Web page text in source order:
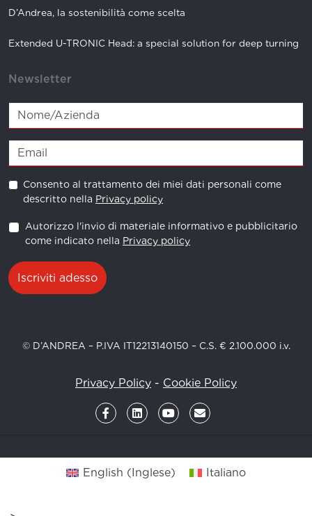
D’Andrea, la sostenibilità come scelta
Extended U-TRONIC Head: a special solution for deep turning
Newsletter
Consento al trattamento dei miei dati personali come
descritto nella Privacy policy
Autorizzo l'invio di materiale informativo e pubblicitario
come indicato nella Privacy policy
Iscriviti adesso
© D’ANDREA – P.IVA IT12213140150 – C.S. € 2.100.000 i.v.
Privacy Policy - Cookie Policy
English (Inglese) Italiano